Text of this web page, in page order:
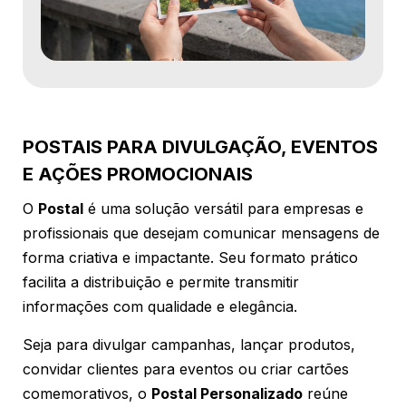
POSTAIS PARA DIVULGAÇÃO, EVENTOS
E AÇÕES PROMOCIONAIS
O Postal é uma solução versátil para empresas e
profissionais que desejam comunicar mensagens de
forma criativa e impactante. Seu formato prático
facilita a distribuição e permite transmitir
informações com qualidade e elegância.
Seja para divulgar campanhas, lançar produtos,
convidar clientes para eventos ou criar cartões
comemorativos, o Postal Personalizado reúne